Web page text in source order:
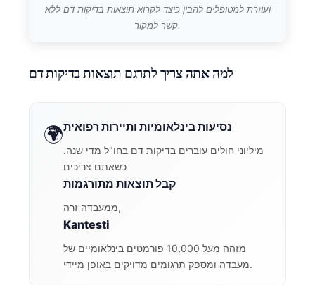
ועוזרת למטופלים להבין כיצד לקרוא תוצאות בדיקות דם ללא
קשר למקור.
למה אתה צריך לתרגם תוצאות בדיקות דם
🌍נסיעות בינלאומיות ותיירות רפואית
מיליוני חולים עוברים בדיקות דם בחו"ל מדי שנה.
כשאתם צריכים
קבל תוצאות מתורגמות
ממעבדה זרה,
Kantesti
מזהה מעל 10,000 פורמטים בינלאומיים של
מעבדה ומספק תרגומים מדויקים באופן מיידי.